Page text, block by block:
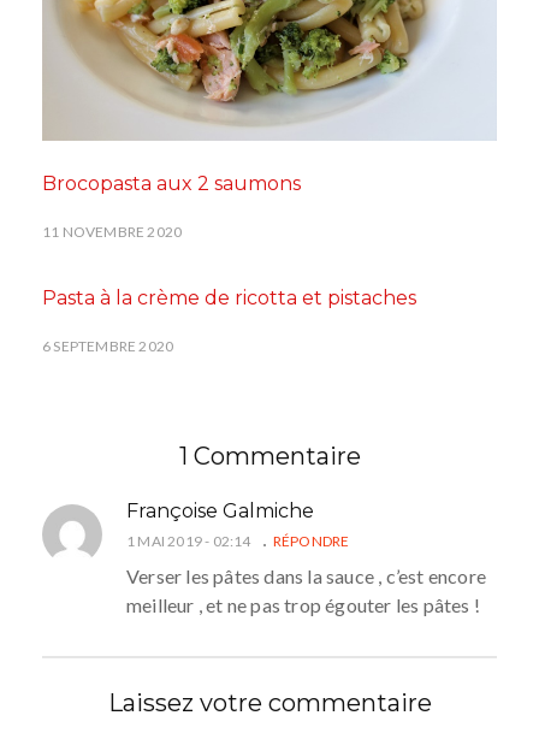
Brocopasta aux 2 saumons
11 NOVEMBRE 2020
Pasta à la crème de ricotta et pistaches
6 SEPTEMBRE 2020
1 Commentaire
Françoise Galmiche
1 MAI 2019 - 02:14 RÉPONDRE
Verser les pâtes dans la sauce , c’est encore
meilleur , et ne pas trop égouter les pâtes !
Laissez votre commentaire